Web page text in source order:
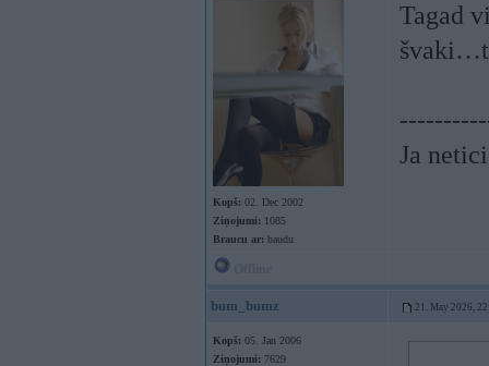
Kopš: 02. Dec 2002
Ziņojumi: 1085
Braucu ar: baudu
Tagad
Ja
bum_bumz 21. May 2026,
Kopš: 05. Jan 2006
Ziņojumi: 7629